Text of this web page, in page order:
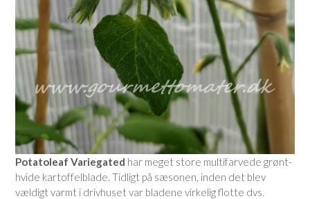
Potatoleaf Variegated har meget store multifarvede grønt-
hvide kartoffelblade. Tidligt på sæsonen, inden det blev
vældigt varmt i drivhuset var bladene virkelig flotte dvs.